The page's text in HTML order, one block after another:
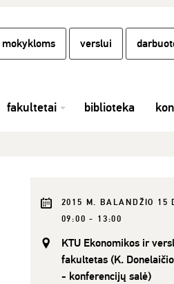
mokykloms verslui
fakultetai biblioteka
2015 M. BALANDŽIO 15
09:00 - 13:00
KTU Ekonomikos ir
fakultetas (K.
- konferencijų salė)